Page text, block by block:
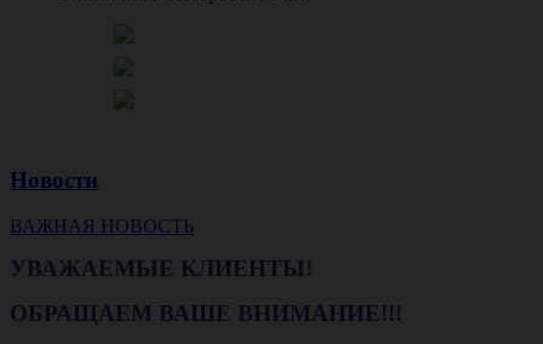
Новости
ВАЖНАЯ НОВОСТЬ
УВАЖАЕМЫЕ КЛИЕНТЫ!
ОБРАЩАЕМ ВАШЕ ВНИМАНИЕ!!!